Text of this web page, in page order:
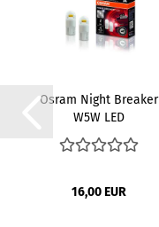
Osram Night Breaker
W5W LED
16,00 EUR